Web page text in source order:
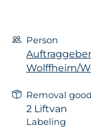
Person
Wolffheim/
Removal good
2 Liftvan
Labeling